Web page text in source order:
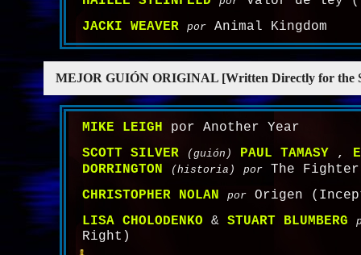
JACKI WEAVER
por Animal Kingdom
MEJOR GUIÓN ORIGINAL [Written Directly for the
MIKE LEIGH por Another Year
SCOTT SILVER
(guión) PAUL TAMASY ,
DORRINGTON
(historia) por The Fighter
CHRISTOPHER NOLAN
por Origen
LISA CHOLODENKO & STUART BLUMBERG
Right)